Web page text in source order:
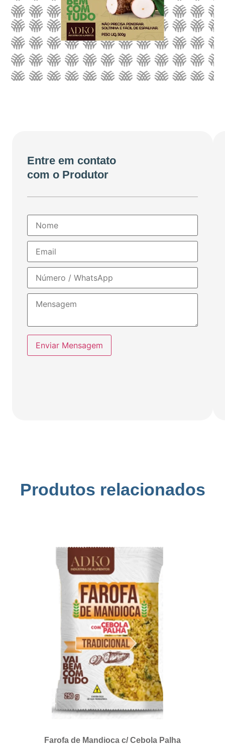
Entre em contato
com o Produtor
Enviar Mensagem
Produtos relacionados
Farofa de Mandioca c/ Cebola Palha